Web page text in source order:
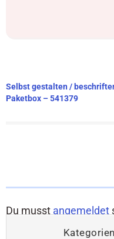
Beitragsnavigation
Selbst gestalten /
Paketbox – 541379
Du musst angemeldet
Kategorien